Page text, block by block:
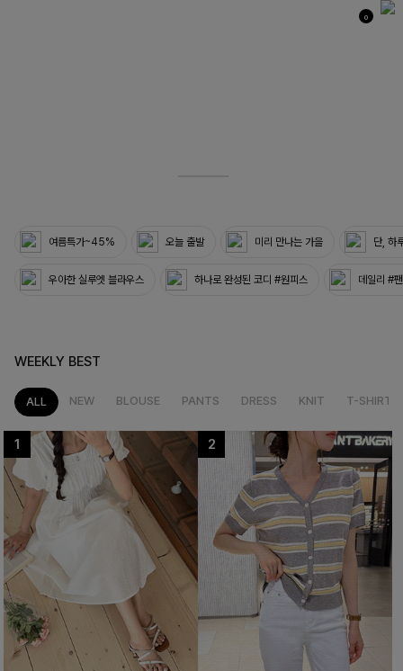
0
여름특가~45% 오늘 출발 미리 만나는 가을 단, 하
우아한 실루엣 블라우스 하나로 완성된 코디 #원피스 데일리 #
WEEKLY BEST
ALL NEW BLOUSE PANTS DRESS KNIT T-SHIRT